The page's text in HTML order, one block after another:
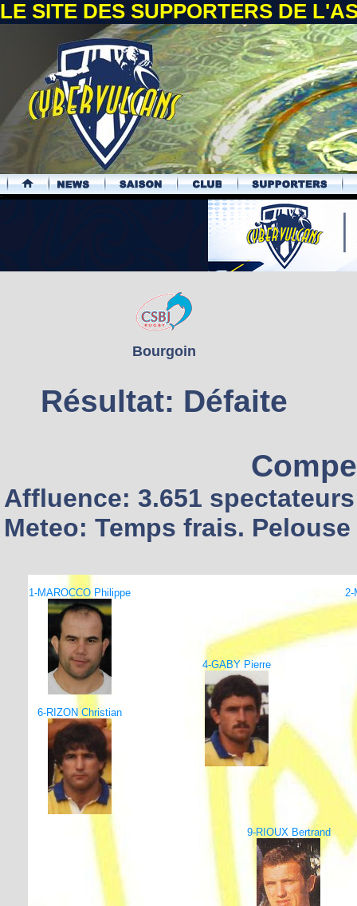
LE SITE DES SUPPORTERS DE
.
Bourgoin
Résultat: Défaite
Affluence: 3.651 spectateurs
Meteo: Temps frais.
1-MAROCCO Philippe 2-
4-GABY Pierre
6-RIZON Christian
9-RIOUX Bertrand